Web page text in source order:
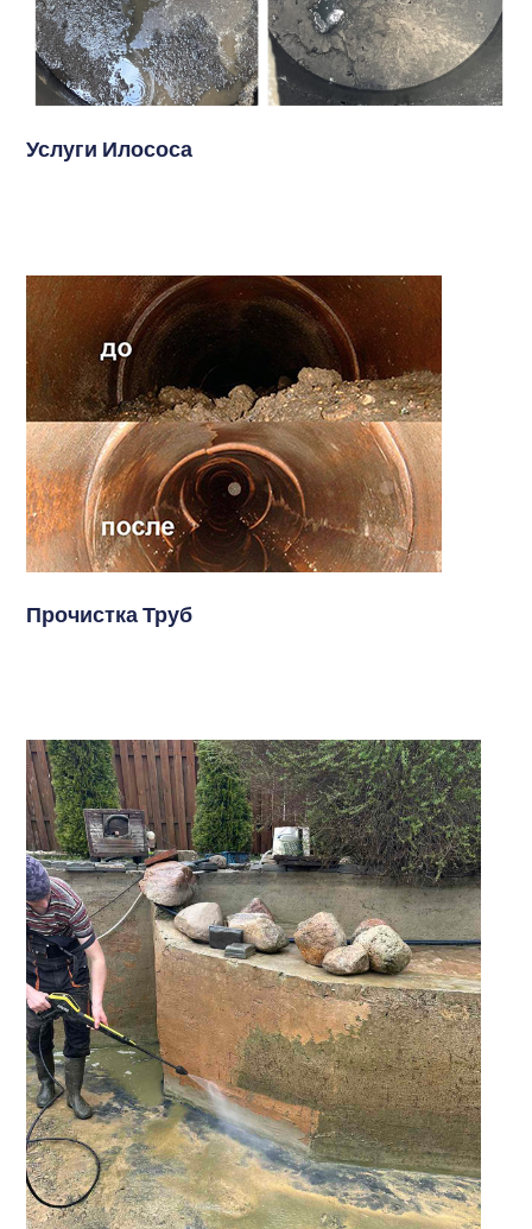
Услуги Илососа
Прочистка Труб